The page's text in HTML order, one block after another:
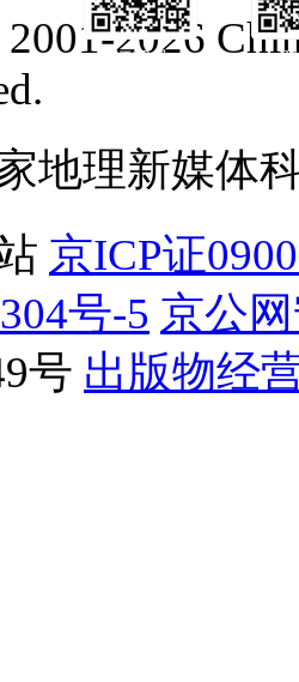
订阅号
2026
地理新媒体
京ICP证
号-5 京公
号 出版物经